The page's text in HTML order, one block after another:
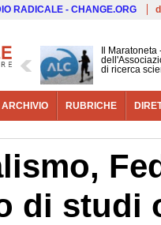
RADICALE - CHANGE.ORG
Il
di ricerca
ARCHIVIO RUBRICHE
di studi